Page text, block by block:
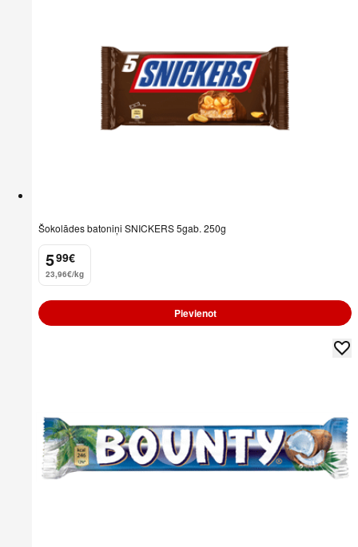
Šokolādes batoniņi SNICKERS 5gab. 250g
5
. 99€
23,96€/kg
Pievienot